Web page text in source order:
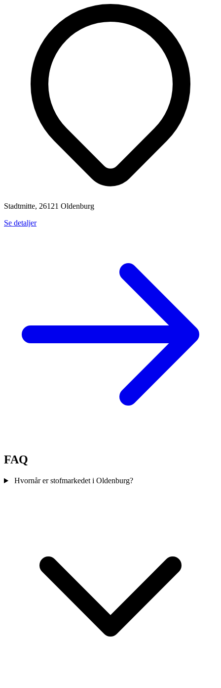
Stadtmitte, 26121 Oldenburg
Se detaljer
FAQ
Hvornår er stofmarkedet i Oldenburg?